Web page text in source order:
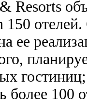
Resorts
150
ее
более 100